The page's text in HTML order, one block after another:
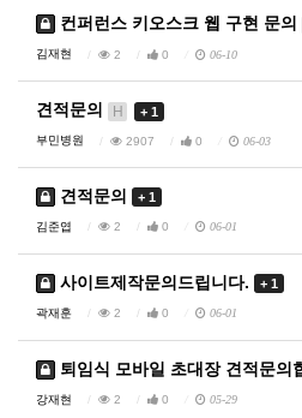
컨퍼런스 키오스크 웹 구현 문의
김재현 2 0 06-10
견적문의 H + 1
부민병원 2907 0 06-03
견적문의 + 1
김준엽 2 0 06-01
사이트제작문의드립니다. + 1
곽재훈 2 0 06-01
퇴임식 모바일 초대장 견적문의
강재현 2 0 05-29